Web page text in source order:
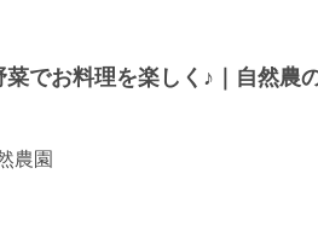
でお料理を楽しく♪｜自然農
農園